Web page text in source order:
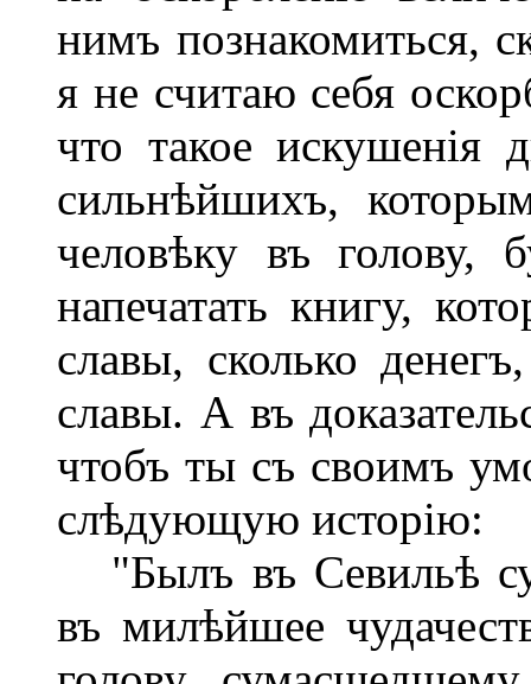
нимъ познакомиться,
я не считаю себя
что такое искушенія
сильнѣйшихъ,
человѣку въ голову,
напечатать книгу,
славы, сколько
славы. А въ
чтобъ ты съ своимъ
слѣдующую исторію:
"Былъ въ Севильѣ
въ милѣйшее